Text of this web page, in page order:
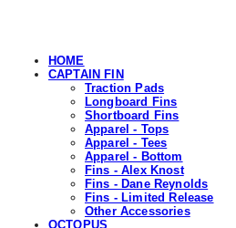
HOME
CAPTAIN FIN
Traction Pads
Longboard Fins
Shortboard Fins
Apparel - Tops
Apparel - Tees
Apparel - Bottom
Fins - Alex Knost
Fins - Dane Reynolds
Fins - Limited Release
Other Accessories
OCTOPUS